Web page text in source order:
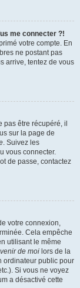
me connecter ?!
votre compte. En
ne postant pas
arrive, tentez de vous
pas être récupéré, il
sur la page de
. Suivez les
vous connecter.
de passe, contactez
votre connexion,
Cela empêche
utilisant le même
de moi lors de la
ordinateur public pour
Si vous ne voyez
a désactivé cette